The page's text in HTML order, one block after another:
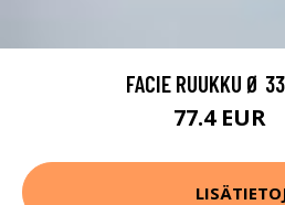
FACIE RUUKKU Ø
77.4 EUR